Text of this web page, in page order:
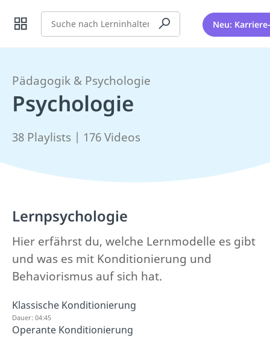
Suche Neu:
Pädagogik & Psychologie
Psychologie
38 Playlists | 176 Videos
Lernpsychologie
Hier erfährst du, welche Lernmodelle es gibt
und was es mit Konditionierung und
Behaviorismus auf sich hat.
Klassische Konditionierung
Dauer: 04:45
Operante Konditionierung